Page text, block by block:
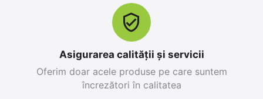
MDL
MDL -12%
în stoc
28 299 MDL -10%
19%
Asigurarea calității și servicii
Oferim doar acele produse pe care suntem
încrezători în calitatea